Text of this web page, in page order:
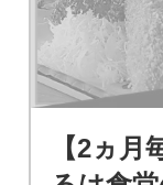
【2ヵ月